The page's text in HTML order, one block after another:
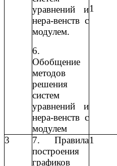
уравнений и
нера-венств с
модулем.
6.
Обобщение
методов
решения
систем
уравнений и
нера-венств с
модулем
1
3
7. Правила
построения
графиков
1